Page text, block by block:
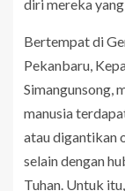
diri mereka
Bertempat di
Pekanbaru,
Simangunsong,
manusia
atau digantikan
selain dengan
Tuhan. Untuk